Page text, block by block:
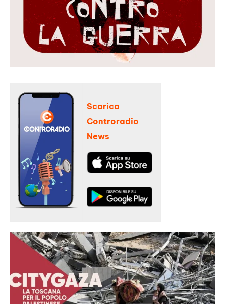
Scarica
Controradio
News